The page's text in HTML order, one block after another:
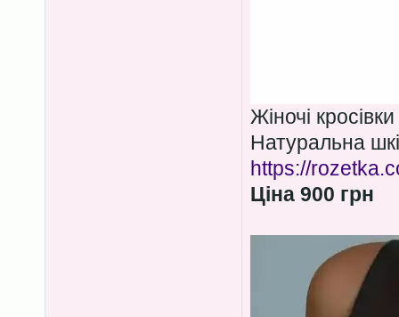
Жіночі
Натуральна
https://
Ціна 900 грн